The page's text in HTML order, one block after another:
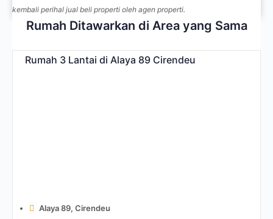
kembali perihal jual beli properti oleh agen properti.
Rumah Ditawarkan di Area yang Sama
Rumah 3 Lantai di Alaya 89 Cirendeu
Alaya 89, Cirendeu